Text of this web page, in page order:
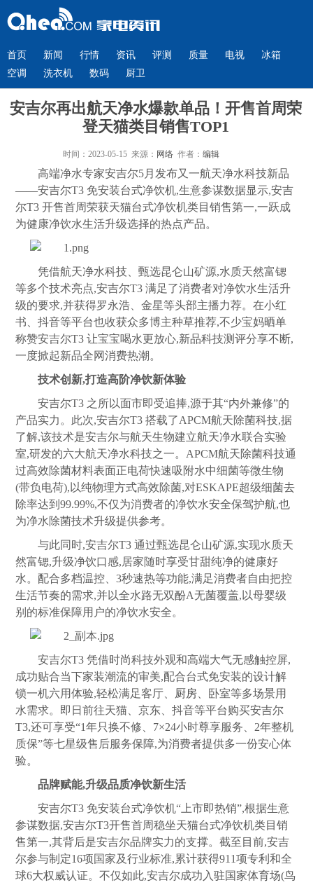
首页 新闻 行情 资讯 评测 质量 电视
冰箱
空调
洗衣机 数码 厨卫
安吉尔再出航天净水爆款单品！开售首周荣
登天猫类目销售TOP1
时间：2023-05-15 来源： 网络作者： 编辑
高端净水专家安吉尔5月发布又一航天净水科技新品
——安吉尔T3 免安装台式净饮机,生意参谋数据显示,安吉
尔T3 开售首周荣获天猫台式净饮机类目销售第一,一跃成
为健康净饮水生活升级选择的热点产品。
凭借航天净水科技、甄选昆仑山矿源,水质天然富锶
等多个技术亮点,安吉尔T3 满足了消费者对净饮水生活升
级的要求,并获得罗永浩、金星等头部主播力荐。在小红
书、抖音等平台也收获众多博主种草推荐,不少宝妈晒单
称赞安吉尔T3 让宝宝喝水更放心,新品科技测评分享不断,
一度掀起新品全网消费热潮。
技术创新,打造高阶净饮新体验
安吉尔T3 之所以面市即受追捧,源于其“内外兼修”的
产品实力。此次,安吉尔T3 搭载了APCM航天除菌科技,据
了解,该技术是安吉尔与航天生物建立航天净水联合实验
室,研发的六大航天净水科技之一。APCM航天除菌科技通
过高效除菌材料表面正电荷快速吸附水中细菌等微生物
(带负电荷),以纯物理方式高效除菌,对ESKAPE超级细菌去
除率达到99.99%,不仅为消费者的净饮水安全保驾护航,也
为净水除菌技术升级提供参考。
与此同时,安吉尔T3 通过甄选昆仑山矿源,实现水质天
然富锶,升级净饮口感,居家随时享受甘甜纯净的健康好
水。配合多档温控、3秒速热等功能,满足消费者自由把控
生活节奏的需求,并以全水路无双酚A无菌覆盖,以母婴级
别的标准保障用户的净饮水安全。
安吉尔T3 凭借时尚科技外观和高端大气无感触控屏,
成功贴合当下家装潮流的审美,配合台式免安装的设计解
锁一机六用体验,轻松满足客厅、 厨房 、卧室等多场景用
水需求。即日前往天猫、京东、抖音等平台购买安吉尔
T3,还可享受“1年只换不修、7×24小时尊享服务、2年整机
质保”等七星级售后服务保障,为消费者提供多一份安心体
验。
品牌赋能,升级品质净饮新生活
安吉尔T3 免安装台式净饮机“上市即热销”,根据生意
参谋数据,安吉尔T3开售首周稳坐天猫台式净饮机类目销
售第一,其背后是安吉尔品牌实力的支撑。截至目前,安吉
尔参与制定16项国家及行业标准,累计获得911项专利和全
球6大权威认证。不仅如此,安吉尔成功入驻国家体育场(鸟